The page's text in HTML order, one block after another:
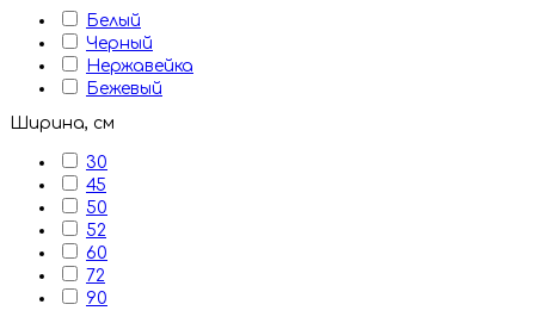
Белый
Черный
Нержавейка
Бежевый
Ширина, см
30
45
50
52
60
72
90